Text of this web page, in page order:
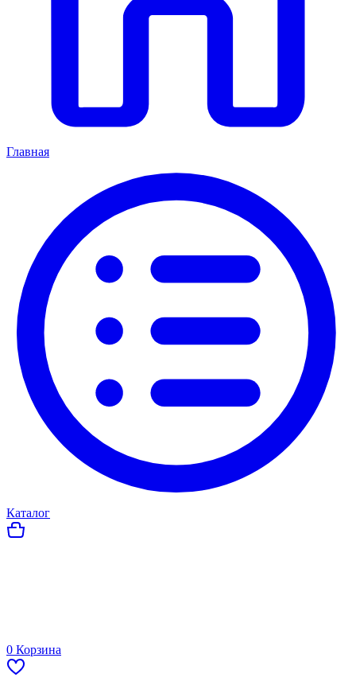
Главная
Каталог
0 Корзина